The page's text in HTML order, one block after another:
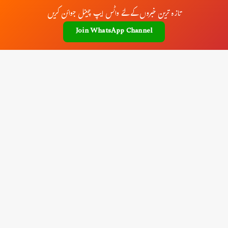
تازہ ترین خبروں کے لئے واٹس ایپ چینل جوائن کریں
Join WhatsApp Channel